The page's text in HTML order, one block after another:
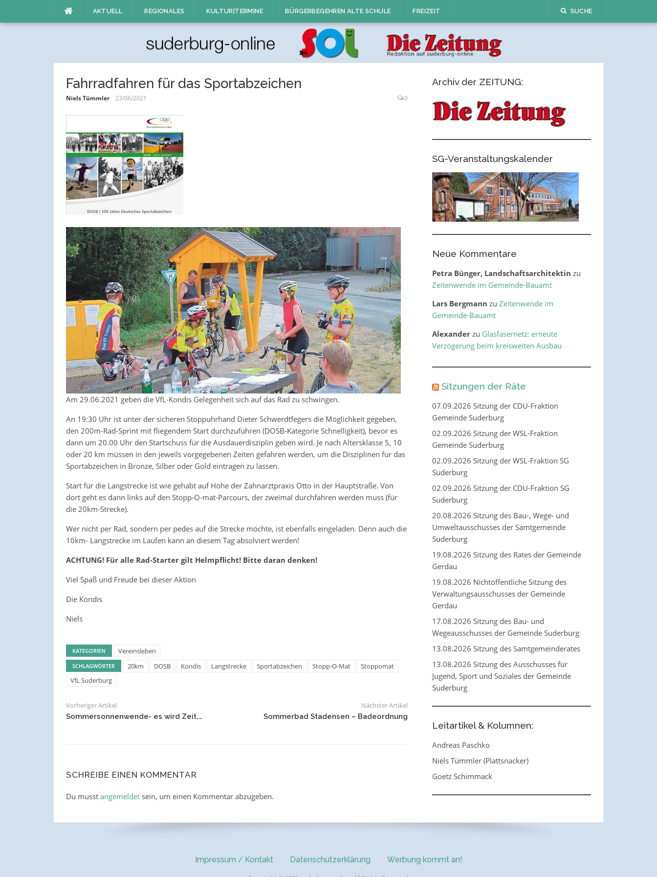
AKTUELL REGIONALES KULTUR|TERMINE BÜRGERBEGEHREN ALTE SCHULE FREIZEIT SUCHE
Fahrradfahren für das Sportabzeichen
Niels Tümmler 23/06/2021 0
Am 29.06.2021 geben die VfL-Kondis Gelegenheit sich auf das Rad zu schwingen.
An 19:30 Uhr ist unter der sicheren Stoppuhrhand Dieter Schwerdtfegers die Möglichkeit gegeben,
den 200m-Rad-Sprint mit fliegendem Start durchzuführen (DOSB-Kategorie Schnelligkeit), bevor es
dann um 20.00 Uhr den Startschuss für die Ausdauerdisziplin geben wird. Je nach Altersklasse 5, 10
oder 20 km müssen in den jeweils vorgegebenen Zeiten gefahren werden, um die Disziplinen für das
Sportabzeichen in Bronze, Silber oder Gold eintragen zu lassen.
Start für die Langstrecke ist wie gehabt auf Höhe der Zahnarztpraxis Otto in der Hauptstraße. Von
dort geht es dann links auf den Stopp-O-mat-Parcours, der zweimal durchfahren werden muss (für
die 20km-Strecke).
Wer nicht per Rad, sondern per pedes auf die Strecke möchte, ist ebenfalls eingeladen. Denn auch die
10km- Langstrecke im Laufen kann an diesem Tag absolviert werden!
ACHTUNG! Für alle Rad-Starter gilt Helmpflicht! Bitte daran denken!
Viel Spaß und Freude bei dieser Aktion
Die Kondis
Niels
KATEGORIEN Vereinsleben
SCHLAGWÖRTER 20km DOSB Kondis Langstrecke Sportabzeichen Stopp-O-Mat
Stoppomat
VfL Suderburg
Vorheriger Artikel
Sommersonnenwende- es wird Zeit,…
Nächster Artikel
Sommerbad Stadensen – Badeordnung
SCHREIBE EINEN KOMMENTAR
Du musst angemeldetsein, um einen Kommentar abzugeben.
Archiv der ZEITUNG:
SG-Veranstaltungskalender
Neue Kommentare
Petra Bünger, Landschaftsarchitektin zu
Zeitenwende im Gemeinde-Bauamt
Lars Bergmann zu Zeitenwende im
Gemeinde-Bauamt
Alexanderzu Glasfasernetz: erneute
Verzögerung beim kreisweiten Ausbau
Sitzungen der Räte
07.09.2026 Sitzung der CDU-Fraktion
Gemeinde Suderburg
02.09.2026 Sitzung der WSL-Fraktion
Gemeinde Suderburg
02.09.2026 Sitzung der WSL-Fraktion SG
Suderburg
02.09.2026 Sitzung der CDU-Fraktion SG
Suderburg
20.08.2026 Sitzung des Bau-, Wege- und
Umweltausschusses der Samtgemeinde
Suderburg
19.08.2026 Sitzung des Rates der Gemeinde
Gerdau
19.08.2026 Nichtöffentliche Sitzung des
Verwaltungsausschusses der Gemeinde
Gerdau
17.08.2026 Sitzung des Bau- und
Wegeausschusses der Gemeinde Suderburg
13.08.2026 Sitzung des Samtgemeinderates
13.08.2026 Sitzung des Ausschusses für
Jugend, Sport und Soziales der Gemeinde
Suderburg
Leitartikel & Kolumnen:
Andreas Paschko
Niels Tümmler (Plattsnacker)
Goetz Schimmack
Impressum / Kontakt Datenschutzerklärung Werbung kommt an!